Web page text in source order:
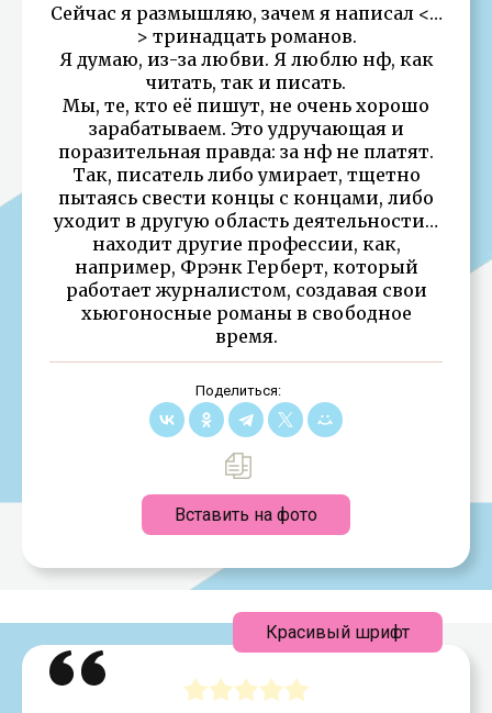
Сейчас я размышляю, зачем я написал <…
> тринадцать романов.
Я думаю, из-за любви. Я люблю нф, как
читать, так и писать.
Мы, те, кто её пишут, не очень хорошо
зарабатываем. Это удручающая и
поразительная правда: за нф не платят.
Так, писатель либо умирает, тщетно
пытаясь свести концы с концами, либо
уходит в другую область деятельности…
находит другие профессии, как,
например, Фрэнк Герберт, который
работает журналистом, создавая свои
хьюгоносные романы в свободное
время.
Поделиться:
Вставить на фото
Красивый шрифт